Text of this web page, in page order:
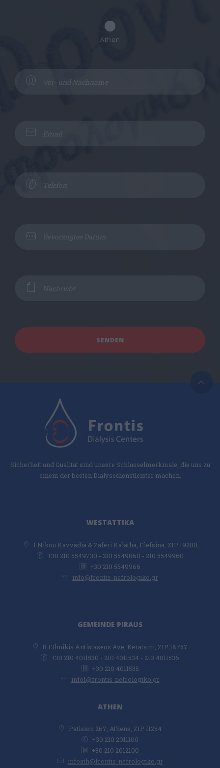
Athen
Sicherheit und Qualitat sind unsere Schlusselmerkmale, die uns zu
einem der besten Dialysedienstleister machen.
WESTATTIKA
1 Nikou Kavvadia & Zaferi Kalatha, Elefsina, ZIP 19200
+30 210 5549730 - 210 5549860 - 210 5549960
+30 210 5549966
info@frontis-nefrologiko.gr
GEMEINDE PIRAUS
8 Ethnikis Antistaseos Ave, Keratsini, ZIP 18757
+30 210 4011530 - 210 4011534 - 210 4011536
+30 210 4011535
info1@frontis-nefrologiko.gr
ATHEN
Patision 267, Athens, ZIP 11254
+30 210 2011100
+30 210 2012100
infoath@frontis-nefrologiko.gr